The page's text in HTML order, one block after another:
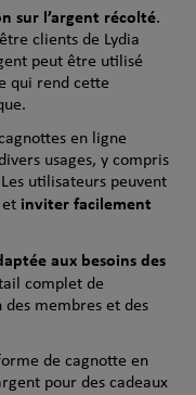
sur l’argent récolté.
clients de Lydia
peut être utilisé
qui rend cette
en ligne
usages, y compris
utilisateurs peuvent
et inviter facilement
aux besoins des
complet de
membres et des
de cagnotte en
pour des cadeaux